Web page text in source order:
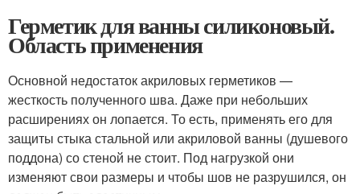
Герметик для ванны силиконовый.
Область применения
Основной недостаток акриловых герметиков —
жесткость полученного шва. Даже при небольших
расширениях он лопается. То есть, применять его для
защиты стыка стальной или акриловой ванны (душевого
поддона) со стеной не стоит. Под нагрузкой они
изменяют свои размеры и чтобы шов не разрушился, он